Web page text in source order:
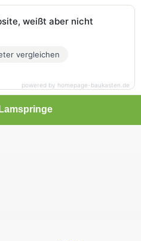
weißt aber nicht
vergleichen
powered by homepage-baukasten.de